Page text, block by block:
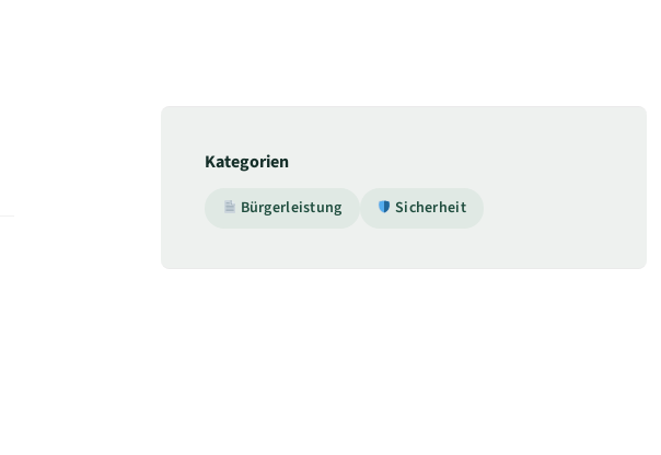
Kategorien
Bürgerleistung Sicherheit